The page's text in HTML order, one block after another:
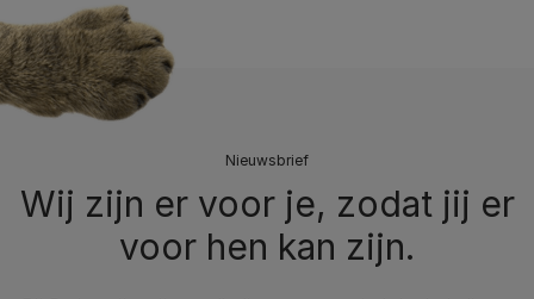
Nieuwsbrief
Wij zijn er voor je, zodat jij er
voor hen kan zijn.